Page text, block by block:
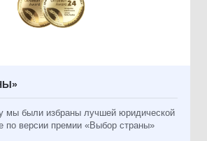
мы были избраны лучшей юридической
по версии премии «Выбор страны»